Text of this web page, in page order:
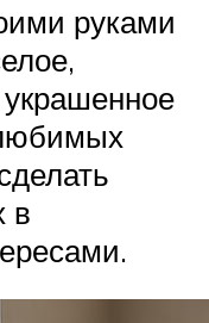
руками
в